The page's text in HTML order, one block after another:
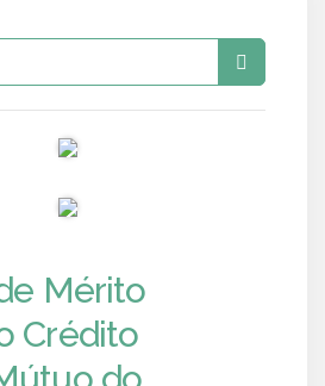
Mérito
Crédito